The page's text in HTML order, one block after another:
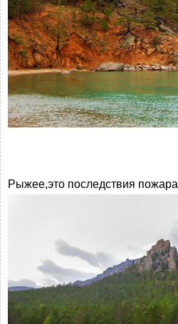
Рыжее,это последствия пожара